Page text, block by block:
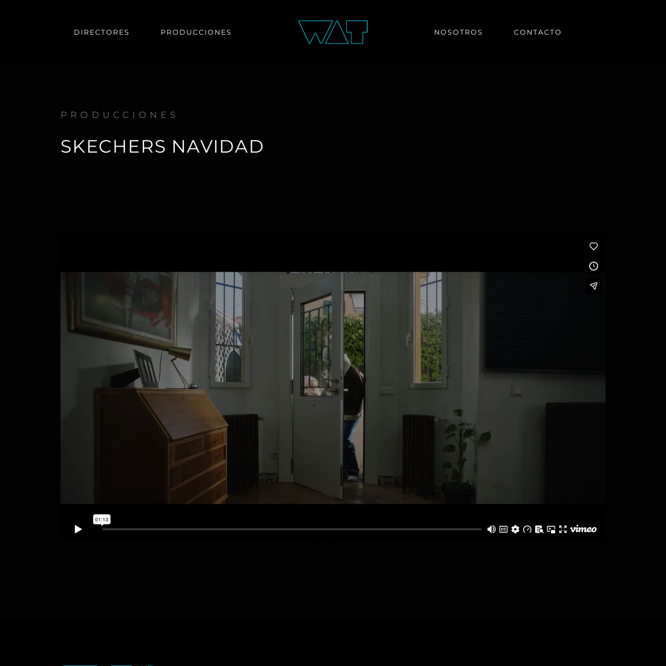
DIRECTORES PRODUCCIONES NOSOTROS CONTACTO
PRODUCCIONES
SKECHERS NAVIDAD